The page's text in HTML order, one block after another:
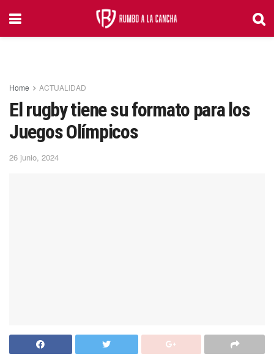
Home ACTUALIDAD
El rugby tiene su formato para los
Juegos Olímpicos
26 junio, 2024